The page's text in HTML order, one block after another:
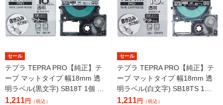
セール
テプラ TEPRA PRO【純正】テ
ープ マットタイプ 幅18mm 透
明ラベル(黒文字) SB18T 1個 キ
ングジム
1,211円 （税込）
セール
テプラ TEPRA PRO【純正】テ
ープ マットタイプ 幅18mm 透
明ラベル(白文字) SB18TS 1個
キングジム
1,211円 （税込）